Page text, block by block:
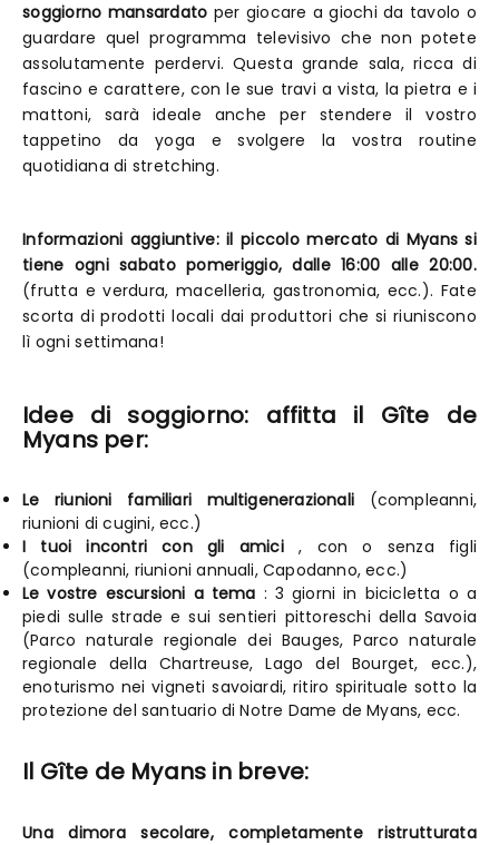
soggiorno mansardato per giocare a giochi da tavolo o
guardare quel programma televisivo che non potete
assolutamente perdervi. Questa grande sala, ricca di
fascino e carattere, con le sue travi a vista, la pietra e i
mattoni, sarà ideale anche per stendere il vostro
tappetino da yoga e svolgere la vostra routine
quotidiana di stretching.
Informazioni aggiuntive: il piccolo mercato di Myans si
tiene ogni sabato pomeriggio, dalle 16:00 alle 20:00.
(frutta e verdura, macelleria, gastronomia, ecc.). Fate
scorta di prodotti locali dai produttori che si riuniscono
lì ogni settimana!
Idee di soggiorno: affitta il Gîte de
Myans per:
Le riunioni familiari multigenerazionali (compleanni,
riunioni di cugini, ecc.)
I tuoi incontri con gli amici, con o senza figli
(compleanni, riunioni annuali, Capodanno, ecc.)
Le vostre escursioni a tema : 3 giorni in bicicletta o a
piedi sulle strade e sui sentieri pittoreschi della Savoia
(Parco naturale regionale dei Bauges, Parco naturale
regionale della Chartreuse, Lago del Bourget, ecc.),
enoturismo nei vigneti savoiardi, ritiro spirituale sotto la
protezione del santuario di Notre Dame de Myans, ecc.
Il Gîte de Myans in breve:
Una dimora secolare, completamente ristrutturata